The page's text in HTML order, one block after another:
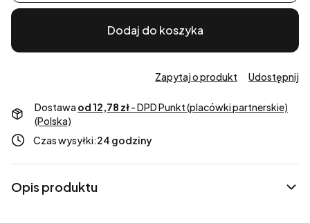
Dodaj do koszyka
Zapytaj o produkt Udostępnij
Dostawa od 12,78 zł- DPD Punkt (placówki partnerskie)
(Polska)
Czas wysyłki:24 godziny
Opis produktu